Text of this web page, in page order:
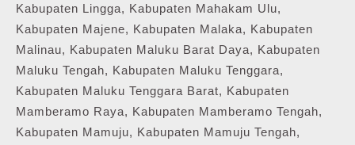
Kabupaten Lingga, Kabupaten Mahakam Ulu,
Kabupaten Majene, Kabupaten Malaka, Kabupaten
Malinau, Kabupaten Maluku Barat Daya, Kabupaten
Maluku Tengah, Kabupaten Maluku Tenggara,
Kabupaten Maluku Tenggara Barat, Kabupaten
Mamberamo Raya, Kabupaten Mamberamo Tengah,
Kabupaten Mamuju, Kabupaten Mamuju Tengah,